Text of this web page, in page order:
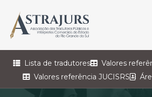
Lista de tradutores
Valores
Valores referência JUCISRS